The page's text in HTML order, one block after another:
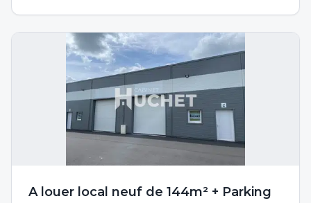
A louer local neuf de 144m² + Parking